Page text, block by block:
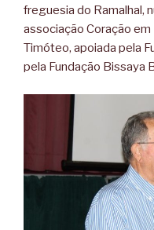
freguesia do Ramalhal,
associação Coração
Timóteo, apoiada pela
pela Fundação Bissaya